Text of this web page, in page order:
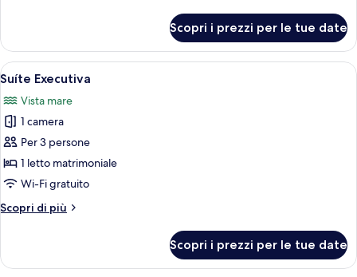
com
Cama
Casal
Scopri i prezzi per le tue date
Apri
tutte
le
foto
per
Suíte
Executiva
Camera d'albergo con un letto
4
Suíte Executiva
Vista mare
1 camera
Per 3 persone
1 letto matrimoniale
Wi-Fi gratuito
Scopri di più
Altri
Executiva
Scopri i prezzi per le tue date